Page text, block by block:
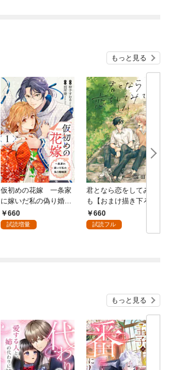
もっと見る
仮初めの花嫁 一条家
に嫁いだ私の偽り婚姻
譚【おまけ描き下ろし
付き】 1巻
660
試読増量
君となら恋をしてみて
も【おまけ描き下ろし
付き】 1巻
660
試読フル
もっと見る